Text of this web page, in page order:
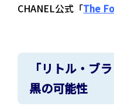
CHANEL公式「The
「リトル・ブ
黒の可能性